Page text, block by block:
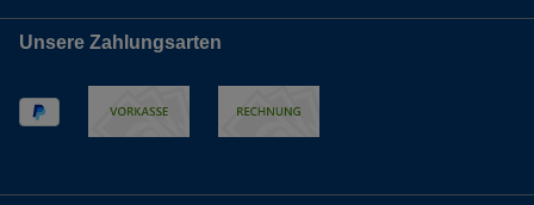
Unsere Zahlungsarten